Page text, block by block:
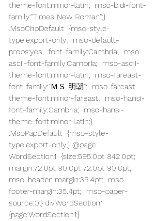
theme-font:minor-latin;  mso-bidi-font-
family:"Times New Roman";}
.MsoChpDefault  {mso-style-
type:export-only;  mso-default-
props:yes;  font-family:Cambria;  mso-
ascii-font-family:Cambria;  mso-ascii-
theme-font:minor-latin;  mso-fareast-
font-family:"ＭＳ 明朝";  mso-fareast-
theme-font:minor-fareast;  mso-hansi-
font-family:Cambria;  mso-hansi-
theme-font:minor-latin;}
.MsoPapDefault  {mso-style-
type:export-only;} @page
WordSection1  {size:595.0pt 842.0pt;
margin:72.0pt 90.0pt 72.0pt 90.0pt;
mso-header-margin:35.4pt;  mso-
footer-margin:35.4pt;  mso-paper-
source:0;} div.WordSection1
{page:WordSection1;}